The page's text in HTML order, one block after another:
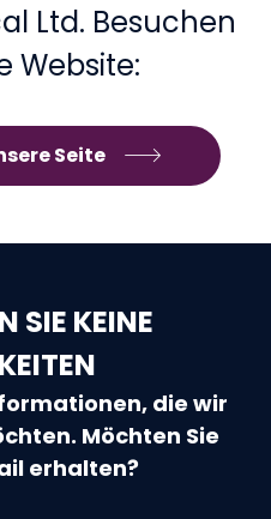
Ltd. Besuchen
Website:
Seite
SIE KEINE
die wir
Möchten Sie
erhalten?